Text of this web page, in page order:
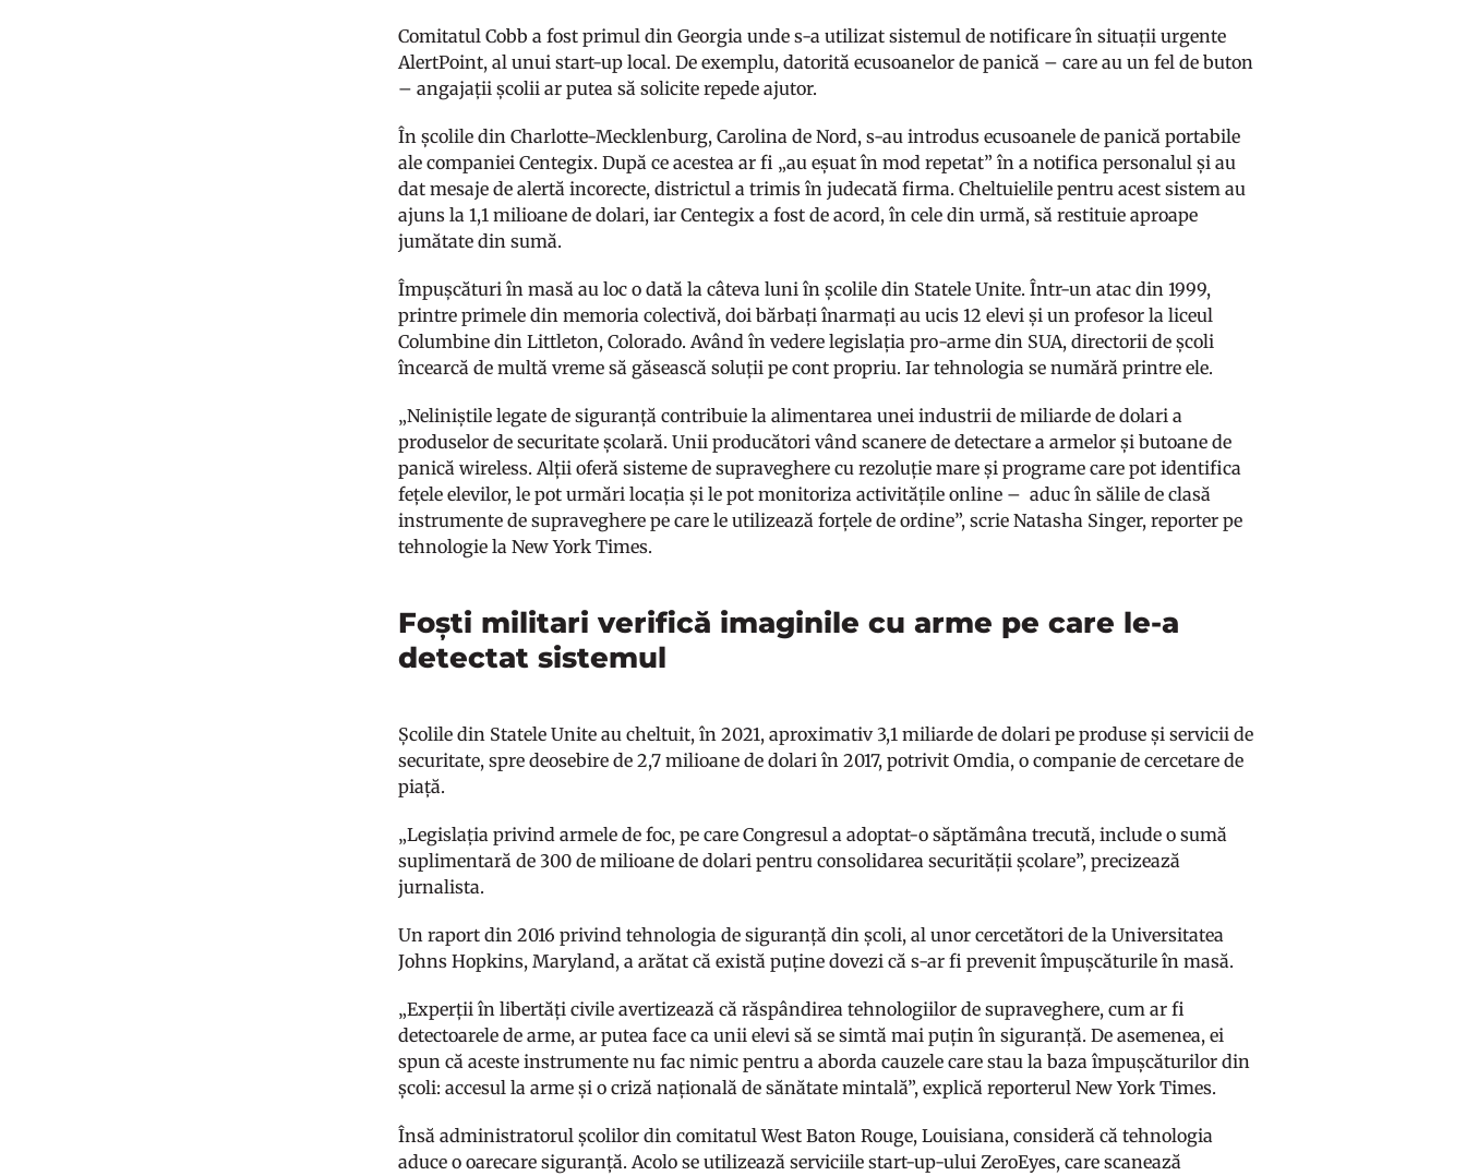
Comitatul Cobb a fost primul din Georgia unde s-a utilizat sistemul de notificare în situații urgente
AlertPoint, al unui start-up local. De exemplu, datorită ecusoanelor de panică – care au un fel de buton
– angajații școlii ar putea să solicite repede ajutor.
În școlile din Charlotte-Mecklenburg, Carolina de Nord, s-au introdus ecusoanele de panică portabile
ale companiei Centegix. După ce acestea ar fi „au eșuat în mod repetat” în a notifica personalul și au
dat mesaje de alertă incorecte, districtul a trimis în judecată firma. Cheltuielile pentru acest sistem au
ajuns la 1,1 milioane de dolari, iar Centegix a fost de acord, în cele din urmă, să restituie aproape
jumătate din sumă.
Împușcături în masă au loc o dată la câteva luni în școlile din Statele Unite. Într-un atac din 1999,
printre primele din memoria colectivă, doi bărbați înarmați au ucis 12 elevi și un profesor la liceul
Columbine din Littleton, Colorado. Având în vedere legislația pro-arme din SUA, directorii de școli
încearcă de multă vreme să găsească soluții pe cont propriu. Iar tehnologia se numără printre ele.
„Neliniștile legate de siguranță contribuie la alimentarea unei industrii de miliarde de dolari a
produselor de securitate școlară. Unii producători vând scanere de detectare a armelor și butoane de
panică wireless. Alții oferă sisteme de supraveghere cu rezoluție mare și programe care pot identifica
fețele elevilor, le pot urmări locația și le pot monitoriza activitățile online – aduc în sălile de clasă
instrumente de supraveghere pe care le utilizează forțele de ordine”, scrie Natasha Singer, reporter pe
tehnologie la New York Times.
Foști militari verifică imaginile cu arme pe care le-a
detectat sistemul
Școlile din Statele Unite au cheltuit, în 2021, aproximativ 3,1 miliarde de dolari pe produse și servicii de
securitate, spre deosebire de 2,7 milioane de dolari în 2017, potrivit Omdia, o companie de cercetare de
piață.
„Legislația privind armele de foc, pe care Congresul a adoptat-o săptămâna trecută, include o sumă
suplimentară de 300 de milioane de dolari pentru consolidarea securității școlare”, precizează
jurnalista.
Un raport din 2016 privind tehnologia de siguranță din școli, al unor cercetători de la Universitatea
Johns Hopkins, Maryland, a arătat că există puține dovezi că s-ar fi prevenit împușcăturile în masă.
„Experții în libertăți civile avertizează că răspândirea tehnologiilor de supraveghere, cum ar fi
detectoarele de arme, ar putea face ca unii elevi să se simtă mai puțin în siguranță. De asemenea, ei
spun că aceste instrumente nu fac nimic pentru a aborda cauzele care stau la baza împușcăturilor din
școli: accesul la arme și o criză națională de sănătate mintală”, explică reporterul New York Times.
Însă administratorul școlilor din comitatul West Baton Rouge, Louisiana, consideră că tehnologia
aduce o oarecare siguranță. Acolo se utilizează serviciile start-up-ului ZeroEyes, care scanează